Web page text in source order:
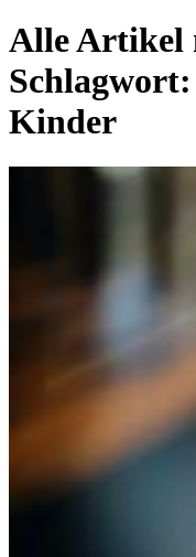
Alle Artikel
Schlagwort:
Kinder